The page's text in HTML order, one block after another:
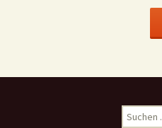
Suchen